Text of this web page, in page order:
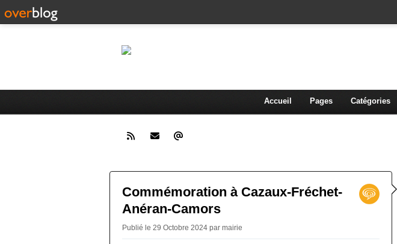
Accueil Pages Catégories
Commémoration à Cazaux-Fréchet-
Anéran-Camors
Publié le 29 Octobre 2024 par mairie